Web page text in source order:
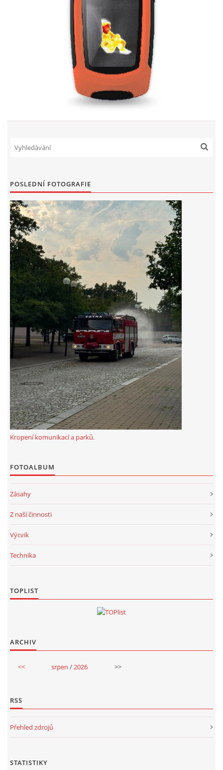
POSLEDNÍ FOTOGRAFIE
Kropení komunikací a parků.
FOTOALBUM
Zásahy
Z naší činnosti
Výcvik
Technika
TOPLIST
ARCHIV
<< srpen /2026 >>
RSS
Přehled zdrojů
STATISTIKY